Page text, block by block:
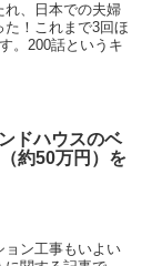
れ、日本での夫婦
！これまで3回ほ
。200話というキ
ドハウスのベ
約50万円）を
ョン工事もいよい